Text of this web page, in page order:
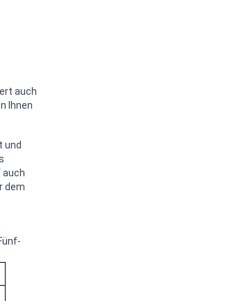
auch
Ihnen
und
auch
dem